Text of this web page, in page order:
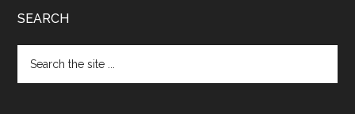
SEARCH
the